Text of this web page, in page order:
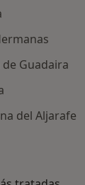
Guadaira
del Aljarafe